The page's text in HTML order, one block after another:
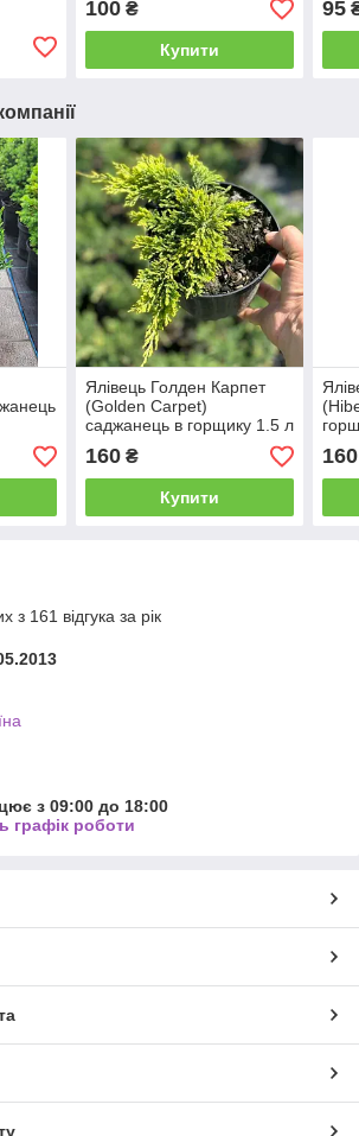
100₴
Купити
95
Ялівець Голден Карпет
(Golden Сarpet)
саджанець в горщику 1.5 л
160₴
Купити
160
з 161 відгука за рік
з 09:00 до 18:00
графік роботи